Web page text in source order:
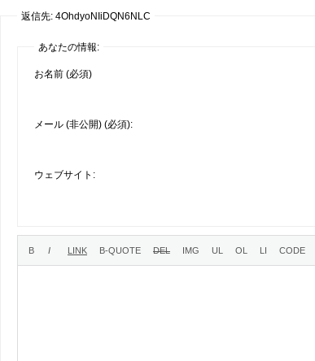
返信先: 4OhdyoNIiDQN6NLC
あなたの情報:
お名前 (必須)
メール (非公開) (必須):
ウェブサイト: